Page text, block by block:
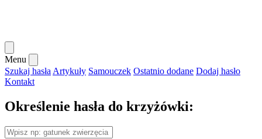
Menu
Szukaj hasła Artykuły Samouczek Ostatnio dodane Dodaj hasło
Kontakt
Określenie hasła do krzyżówki: